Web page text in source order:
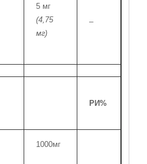
5 мг
(4,75
мг)
–
РИ%
1000мг